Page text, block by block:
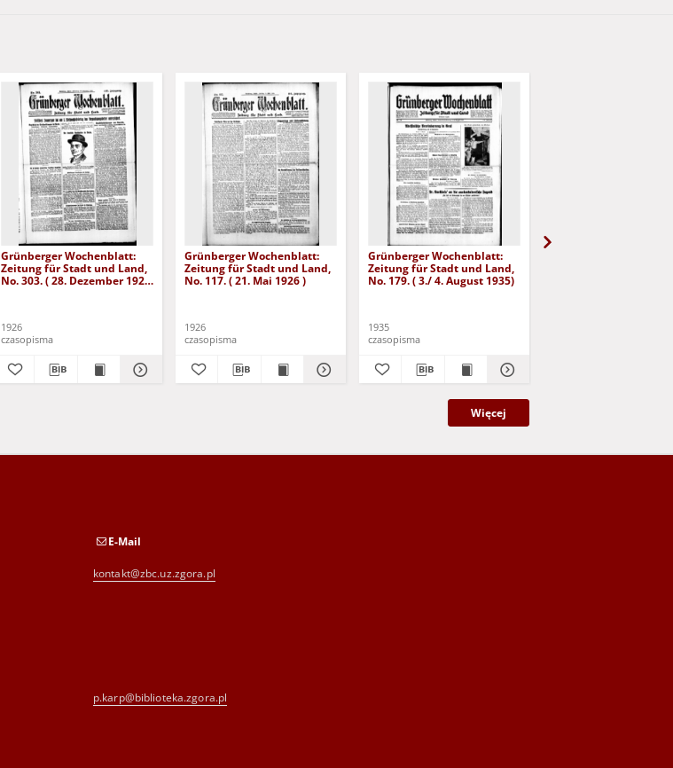
Grünberger Wochenblatt:
Zeitung für Stadt und Land,
No. 303. ( 28. Dezember 1926
1926
czasopisma
Grünberger Wochenblatt:
Zeitung für Stadt und Land,
No. 117. ( 21. Mai 1926 )
1926
czasopisma
Grünberger Wochenblatt:
Zeitung für Stadt und Land,
No. 179. ( 3./ 4. August 1935)
1935
czasopisma
Więcej
E-Mail
kontakt@zbc.uz.zgora.pl
p.karp@biblioteka.zgora.pl